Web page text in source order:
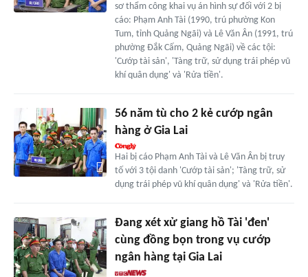
sơ thẩm công khai vụ án hình sự đối với 2 bị
cáo: Phạm Anh Tài (1990, trú phường Kon
Tum, tỉnh Quảng Ngãi) và Lê Văn Ân (1991, trú
phường Đắk Cấm, Quảng Ngãi) về các tội:
'Cướp tài sản', 'Tàng trữ, sử dụng trái phép vũ
khí quân dụng' và 'Rửa tiền'.
56 năm tù cho 2 kẻ cướp ngân
hàng ở Gia Lai
Hai bị cáo Phạm Anh Tài và Lê Văn Ân bị truy
tố với 3 tội danh 'Cướp tài sản'; 'Tàng trữ, sử
dụng trái phép vũ khí quân dụng' và 'Rửa tiền'.
Đang xét xử giang hồ Tài 'đen'
cùng đồng bọn trong vụ cướp
ngân hàng tại Gia Lai